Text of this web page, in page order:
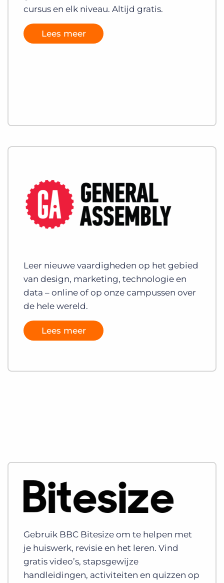
cursus en elk niveau. Altijd gratis.
Lees meer
Leer nieuwe vaardigheden op het gebied
van design, marketing, technologie en
data – online of op onze campussen over
de hele wereld.
Lees meer
Gebruik BBC Bitesize om te helpen met
je huiswerk, revisie en het leren. Vind
gratis video’s, stapsgewijze
handleidingen, activiteiten en quizzen op